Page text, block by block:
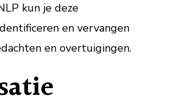
kun je deze
en vervangen
en overtuigingen.